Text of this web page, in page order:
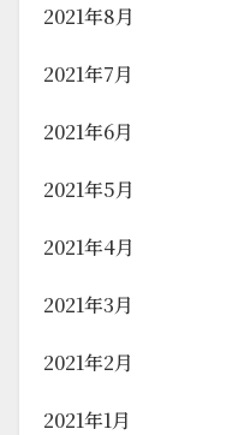
2021年8月
2021年7月
2021年6月
2021年5月
2021年4月
2021年3月
2021年2月
2021年1月